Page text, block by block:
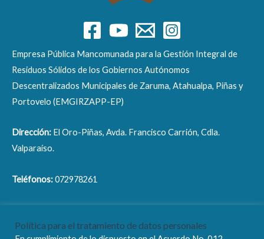
Empresa Pública Mancomunada para la Gestión Integral de
Residuos Sólidos de los Gobiernos Autónomos
Descentralizados Municipales de Zaruma, Atahualpa, Piñas y
Portovelo (EMGIRZAPP-EP)
Dirección: El Oro-Piñas, Avda. Francisco Carrión, Cdla.
Valparaíso.
Teléfonos:072978261
Política para el tratamiento de datos personales